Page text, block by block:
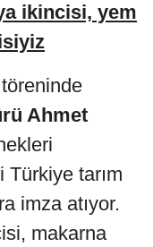
ikincisi, yem
töreninde
Ahmet
Türkiye tarım
imza atıyor.
makarna